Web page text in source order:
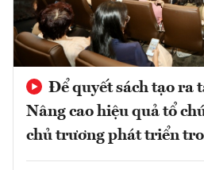
Để quyết sách tạo ra
Nâng cao hiệu quả tổ
chủ trương phát triển